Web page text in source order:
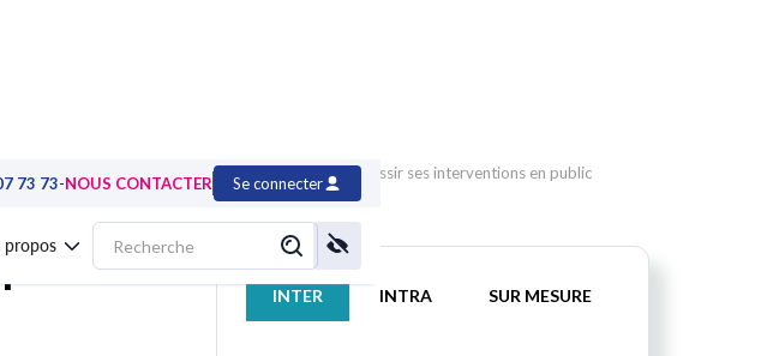
73 73-NOUS CONTACTER Se connecter
propos
orale Formation Prendre la parole et réussir ses interventions en public
INTER INTRA SUR MESURE